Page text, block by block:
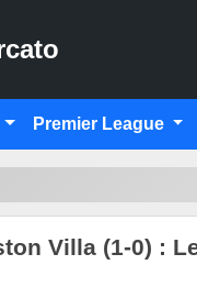
Premier League
Villa (1-0) :